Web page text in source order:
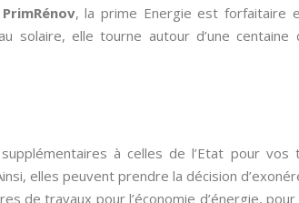
PrimRénov, la prime Energie est forfaitaire
solaire, elle tourne autour d’une centaine
à celles de l’Etat pour vos
elles peuvent prendre la décision
de travaux pour l’économie d’énergie, pour